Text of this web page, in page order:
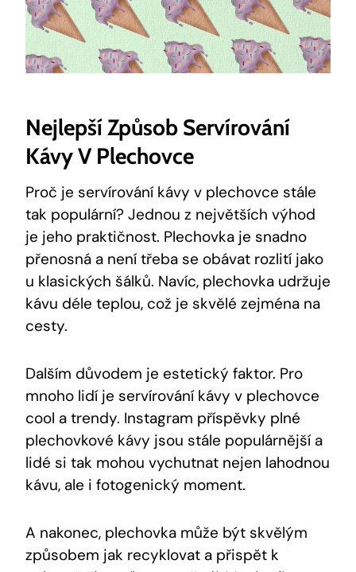
Nejlepší Způsob Servírování
Kávy V Plechovce
Proč je servírování kávy v plechovce stále
tak populární? Jednou z největších výhod
je jeho praktičnost. Plechovka je snadno
přenosná a není třeba se obávat rozlití jako
u klasických šálků. Navíc, plechovka udržuje
kávu déle teplou, což je skvělé zejména na
cesty.
Dalším důvodem je estetický faktor. Pro
mnoho lidí je servírování kávy v plechovce
cool a trendy. Instagram příspěvky plné
plechovkové kávy jsou stále populárnější a
lidé si tak mohou vychutnat nejen lahodnou
kávu, ale i fotogenický moment.
A nakonec, plechovka může být skvělým
způsobem jak recyklovat a přispět k